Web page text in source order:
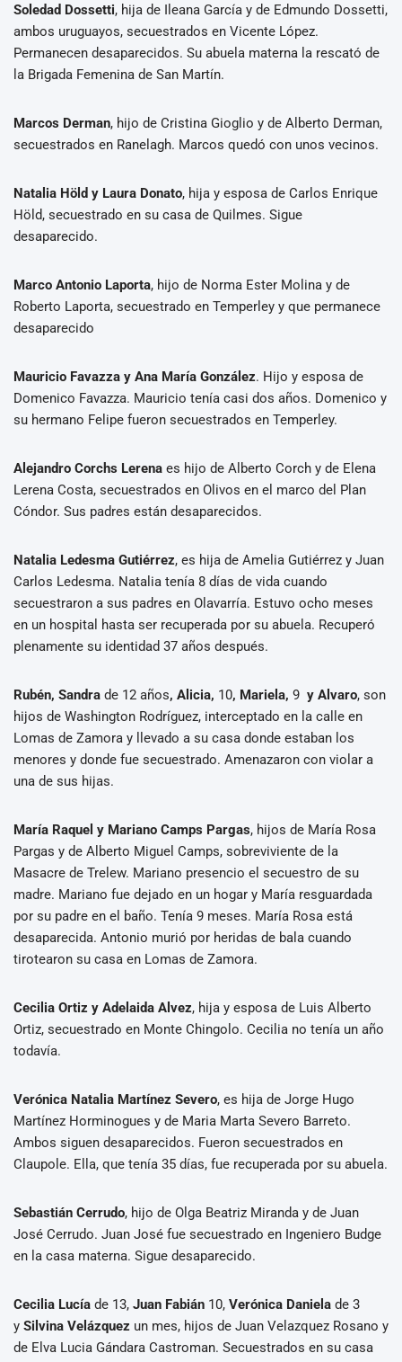
Soledad Dossetti, hija de Ileana García y de Edmundo Dossetti,
ambos uruguayos, secuestrados en Vicente López.
Permanecen desaparecidos. Su abuela materna la rescató de
la Brigada Femenina de San Martín.
Marcos Derman, hijo de Cristina Gioglio y de Alberto Derman,
secuestrados en Ranelagh. Marcos quedó con unos vecinos.
Natalia Höld y Laura Donato, hija y esposa de Carlos Enrique
Höld, secuestrado en su casa de Quilmes. Sigue
desaparecido.
Marco Antonio Laporta, hijo de Norma Ester Molina y de
Roberto Laporta, secuestrado en Temperley y que permanece
desaparecido
Mauricio Favazza y Ana María González. Hijo y esposa de
Domenico Favazza. Mauricio tenía casi dos años. Domenico y
su hermano Felipe fueron secuestrados en Temperley.
Alejandro Corchs Lerena es hijo de Alberto Corch y de Elena
Lerena Costa, secuestrados en Olivos en el marco del Plan
Cóndor. Sus padres están desaparecidos.
Natalia Ledesma Gutiérrez, es hija de Amelia Gutiérrez y Juan
Carlos Ledesma. Natalia tenía 8 días de vida cuando
secuestraron a sus padres en Olavarría. Estuvo ocho meses
en un hospital hasta ser recuperada por su abuela. Recuperó
plenamente su identidad 37 años después.
Rubén, Sandra de 12 años, Alicia, 10, Mariela, 9 y Alvaro, son
hijos de Washington Rodríguez, interceptado en la calle en
Lomas de Zamora y llevado a su casa donde estaban los
menores y donde fue secuestrado. Amenazaron con violar a
una de sus hijas.
María Raquel y Mariano Camps Pargas, hijos de María Rosa
Pargas y de Alberto Miguel Camps, sobreviviente de la
Masacre de Trelew. Mariano presencio el secuestro de su
madre. Mariano fue dejado en un hogar y María resguardada
por su padre en el baño. Tenía 9 meses. María Rosa está
desaparecida. Antonio murió por heridas de bala cuando
tirotearon su casa en Lomas de Zamora.
Cecilia Ortiz y Adelaida Alvez, hija y esposa de Luis Alberto
Ortiz, secuestrado en Monte Chingolo. Cecilia no tenía un año
todavía.
Verónica Natalia Martínez Severo, es hija de Jorge Hugo
Martínez Horminogues y de Maria Marta Severo Barreto.
Ambos siguen desaparecidos. Fueron secuestrados en
Claupole. Ella, que tenía 35 días, fue recuperada por su abuela.
Sebastián Cerrudo, hijo de Olga Beatriz Miranda y de Juan
José Cerrudo. Juan José fue secuestrado en Ingeniero Budge
en la casa materna. Sigue desaparecido.
Cecilia Lucía de 13, Juan Fabián 10, Verónica Daniela de 3
y Silvina Velázquez un mes, hijos de Juan Velazquez Rosano y
de Elva Lucia Gándara Castroman. Secuestrados en su casa